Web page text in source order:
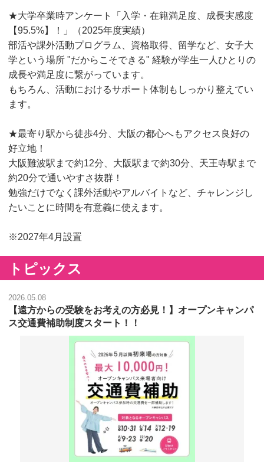
★大学卒業時アンケート「入学・在籍満足度、成長実感度
【95.5%】！」（2025年度実績）
部活や課外活動プログラム、資格取得、留学など、女子大
学という場所 "だからこそできる" 経験が学生一人ひとりの
成長や満足度に繋がっています。
もちろん、活動におけるサポート体制もしっかり整えてい
ます。
★最寄り駅から徒歩4分、大阪の都心へもアクセス良好の
好立地！
大阪難波駅まで約12分、大阪駅まで約30分、天王寺駅まで
約20分で通いやすさ抜群！
勉強だけでなく課外活動やアルバイトなど、チャレンジし
たいことに時間を有意義に使えます。
※2027年4月設置
トピックス
2026.05.08
【遠方からの受験をお考えの方必見！】オープンキャンパ
ス交通費補助制度スタート！！